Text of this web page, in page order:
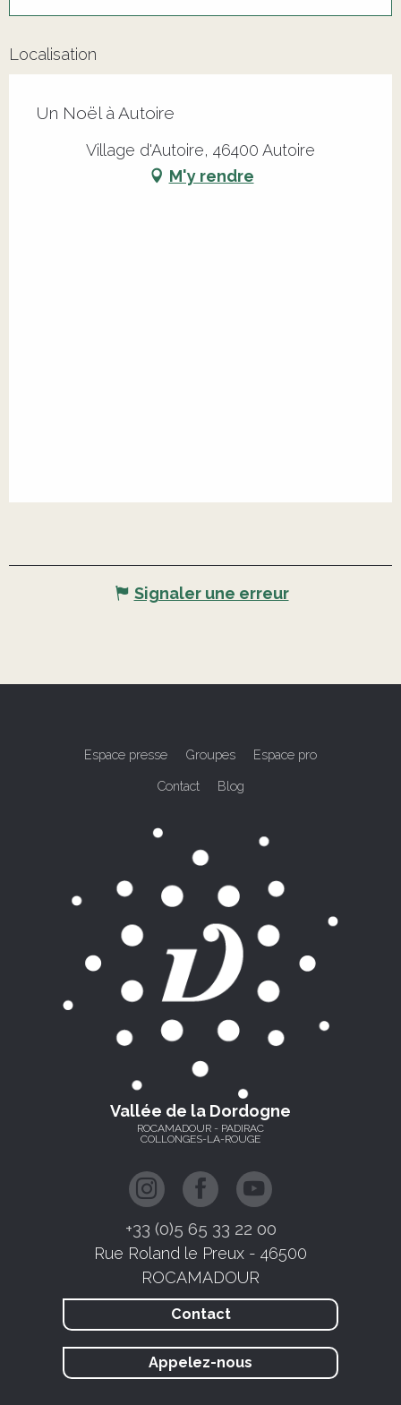
Localisation
Un Noël à Autoire
Village d'Autoire, 46400 Autoire
M'y rendre
Signaler une erreur
Espace presse Groupes Espace pro
Contact Blog
Vallée de la Dordogne
ROCAMADOUR - PADIRAC
COLLONGES-LA-ROUGE
+33 (0)5 65 33 22 00
Rue Roland le Preux - 46500
ROCAMADOUR
Contact
Appelez-nous